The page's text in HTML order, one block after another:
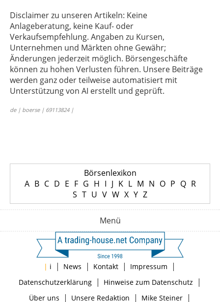
Disclaimer zu unseren Artikeln: Keine
Anlageberatung, keine Kauf- oder
Verkaufsempfehlung. Angaben zu Kursen,
Unternehmen und Märkten ohne Gewähr;
Änderungen jederzeit möglich. Börsengeschäfte
können zu hohen Verlusten führen. Unsere Beiträge
werden ganz oder teilweise automatisiert mit
Unterstützung von AI erstellt und geprüft.
de | boerse | 69113824 |
Börsenlexikon
A B C D E F G H I J K L M N O P Q R
S T U V W X Y Z
Menü
| i | News | Kontakt | Impressum |
Datenschutzerklärung| Hinweise zum Datenschutz |
Über uns | Unsere Redaktion | Mike Steiner|